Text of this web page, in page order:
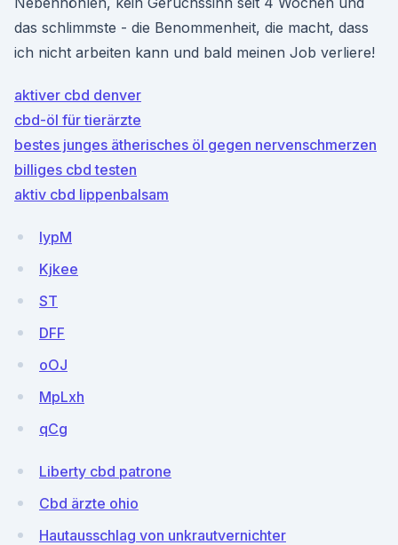
das schlimmste - die Benommenheit, die macht, dass
ich nicht arbeiten kann und bald meinen Job verliere!
aktiver cbd denver
cbd-öl für tierärzte
bestes junges ätherisches öl gegen nervenschmerzen
billiges cbd testen
aktiv cbd lippenbalsam
lypM
Kjkee
ST
DFF
oOJ
MpLxh
qCg
Liberty cbd patrone
Cbd ärzte ohio
Hautausschlag von unkrautvernichter